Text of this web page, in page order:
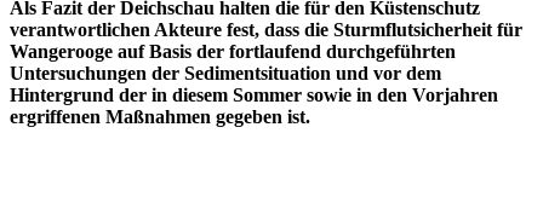
Als Fazit der Deichschau halten die für den Küstenschutz
verantwortlichen Akteure fest, dass die Sturmflutsicherheit für
Wangerooge auf Basis der fortlaufend durchgeführten
Untersuchungen der Sedimentsituation und vor dem
Hintergrund der in diesem Sommer sowie in den Vorjahren
ergriffenen Maßnahmen gegeben ist.